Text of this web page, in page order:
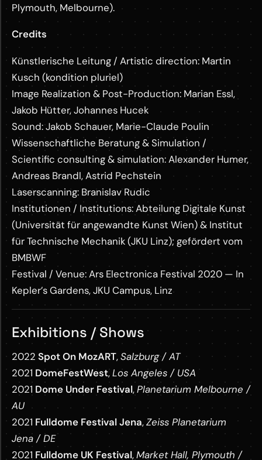
Plymouth, Melbourne).
Credits
Künstlerische Leitung / Artistic direction: Martin
Kusch (kondition pluriel)
Image Realization & Post-Production: Marian Essl,
Jakob Hütter, Johannes Hucek
Sound: Jakob Schauer, Marie-Claude Poulin
Wissenschaftliche Beratung & Simulation /
Scientific consulting & simulation: Alexander Humer,
Andreas Brandl, Astrid Pechstein
Laserscanning: Branislav Rudic
Institutionen / Institutions: Abteilung Digitale Kunst
(Universität für angewandte Kunst Wien) & Institut
für Technische Mechanik (JKU Linz); gefördert vom
BMBWF
Festival / Venue: Ars Electronica Festival 2020 — In
Kepler’s Gardens, JKU Campus, Linz
Exhibitions / Shows
2022 Spot On MozART,Salzburg / AT
2021 DomeFestWest,Los Angeles / USA
2021 Dome Under Festival,Planetarium Melbourne /
AU
2021 Fulldome Festival Jena,Zeiss Planetarium
Jena / DE
2021 Fulldome UK Festival,Market Hall, Plymouth /